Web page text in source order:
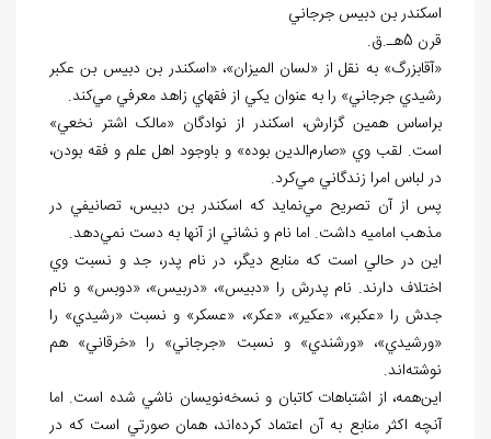
اسکندر بن دبيس جرجاني
قرن 5هـ.ق.
«آقابزرگ» به نقل از «لسان الميزان»، «اسکندر بن دبيس بن عکبر
رشيدي جرجاني» را به عنوان يکي از فقهاي زاهد معرفي مي‌کند.
براساس همين گزارش، اسکندر از نوادگان «مالک اشتر نخعي»
است. لقب وي «صارم‌الدين بوده» و باوجود اهل علم و فقه بودن،
در لباس امرا زندگاني مي‌کرد.
پس از آن تصريح مي‌نمايد که اسکندر بن دبيس، تصانيفي در
مذهب اماميه داشت. اما نام و نشاني از آنها به دست نمي‌دهد.
اين در حالي است که منابع ديگر، در نام پدر، جد و نسبت وي
اختلاف دارند. نام پدرش را «دبيس»، «دربيس»، «دوبس» و نام
جدش را «عکبر»، «عکير»، «عکر»، «عسکر» و نسبت «رشيدي» را
«ورشيدي»، «ورشندي» و نسبت «جرجاني» را «خرقاني» هم
نوشته‌اند.
اين‌همه، از اشتباهات کاتبان و نسخه‌نويسان ناشي شده است. اما
آنچه اکثر منابع به آن اعتماد کرده‌اند، همان صورتي است که در